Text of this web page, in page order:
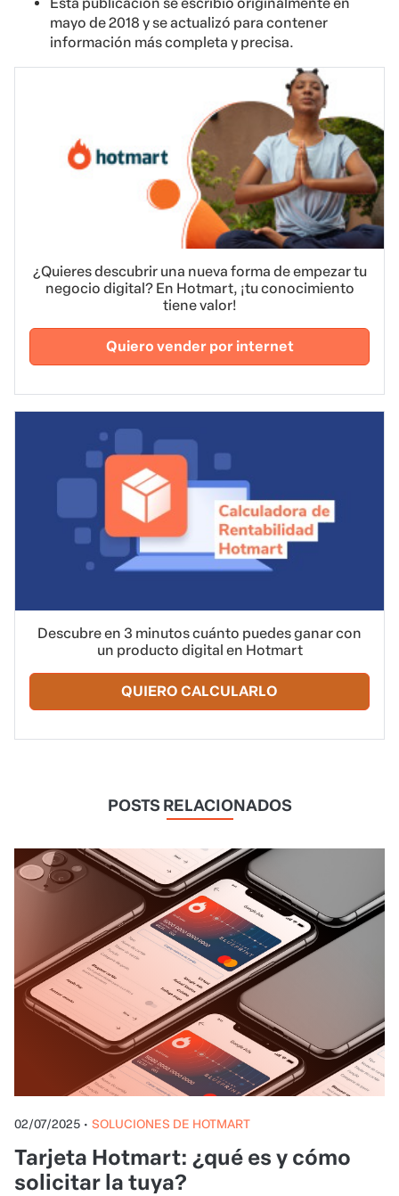
Esta publicación se escribió originalmente en
mayo de 2018 y se actualizó para contener
información más completa y precisa.
¿Quieres descubrir una nueva forma de empezar tu
negocio digital? En Hotmart, ¡tu conocimiento
tiene valor!
Quiero vender por internet
Descubre en 3 minutos cuánto puedes ganar con
un producto digital en Hotmart
QUIERO CALCULARLO
POSTS RELACIONADOS
02/07/2025 • SOLUCIONES DE HOTMART
Tarjeta Hotmart: ¿qué es y cómo
solicitar la tuya?